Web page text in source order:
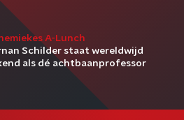
A-Lunch
Schilder staat wereldwijd
als dé achtbaanprofessor